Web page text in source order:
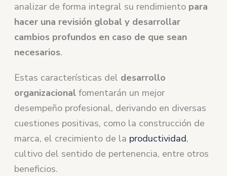
analizar de forma integral su rendimiento para
hacer una revisión global y desarrollar
cambios profundos en caso de que sean
necesarios.
Estas características del desarrollo
organizacional fomentarán un mejor
desempeño profesional, derivando en diversas
cuestiones positivas, como la construcción de
marca, el crecimiento de la productividad,
cultivo del sentido de pertenencia, entre otros
beneficios.